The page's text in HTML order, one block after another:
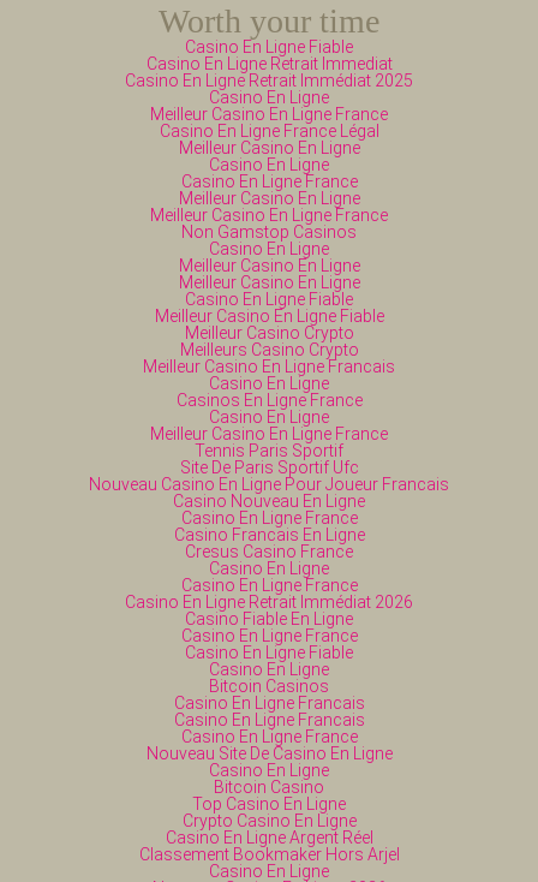
Worth your time
Casino En Ligne Fiable
Casino En Ligne Retrait Immediat
Casino En Ligne Retrait Immédiat 2025
Casino En Ligne
Meilleur Casino En Ligne France
Casino En Ligne France Légal
Meilleur Casino En Ligne
Casino En Ligne
Casino En Ligne France
Meilleur Casino En Ligne
Meilleur Casino En Ligne France
Non Gamstop Casinos
Casino En Ligne
Meilleur Casino En Ligne
Meilleur Casino En Ligne
Casino En Ligne Fiable
Meilleur Casino En Ligne Fiable
Meilleur Casino Crypto
Meilleurs Casino Crypto
Meilleur Casino En Ligne Francais
Casino En Ligne
Casinos En Ligne France
Casino En Ligne
Meilleur Casino En Ligne France
Tennis Paris Sportif
Site De Paris Sportif Ufc
Nouveau Casino En Ligne Pour Joueur Francais
Casino Nouveau En Ligne
Casino En Ligne France
Casino Francais En Ligne
Cresus Casino France
Casino En Ligne
Casino En Ligne France
Casino En Ligne Retrait Immédiat 2026
Casino Fiable En Ligne
Casino En Ligne France
Casino En Ligne Fiable
Casino En Ligne
Bitcoin Casinos
Casino En Ligne Francais
Casino En Ligne Francais
Casino En Ligne France
Nouveau Site De Casino En Ligne
Casino En Ligne
Bitcoin Casino
Top Casino En Ligne
Crypto Casino En Ligne
Casino En Ligne Argent Réel
Classement Bookmaker Hors Arjel
Casino En Ligne